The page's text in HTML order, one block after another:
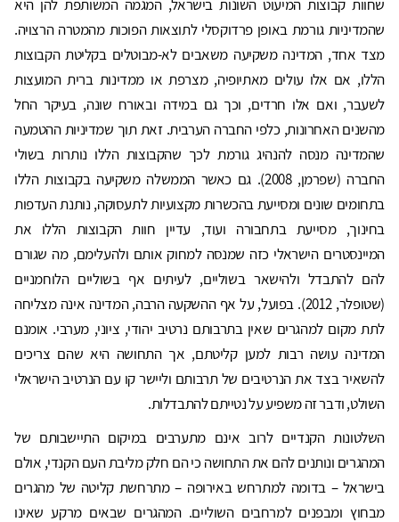
שחוות קבוצות המיעוט השונות בישראל, המגמה המשותפת להן היא
שהמדיניות גורמת באופן פרדוקסלי לתוצאות הפוכות מהמטרה הרצויה.
מצד אחד, המדינה משקיעה משאבים לא-מבוטלים בקליטת הקבוצות
הללו, אם אלו עולים מאתיופיה, מצרפת או ממדינות ברית המועצות
לשעבר, ואם אלו חרדים, וכך גם במידה ובאורח שונה, בעיקר החל
מהשנים האחרונות, כלפי החברה הערבית. זאת תוך שמדיניות ההטמעה
שהמדינה מנסה להנהיג גורמת לכך שהקבוצות הללו נותרות בשולי
החברה (שפרמן, 2008). גם כאשר הממשלה משקיעה בקבוצות הללו
בתחומים שונים ומסייעת בהכשרות מקצועיות לתעסוקה, נותנת העדפות
בחינוך, מסייעת בתחבורה ועוד, עדיין חוות הקבוצות הללו את
המיינסטרים הישראלי כזה שמנסה למחוק אותם ולהעלימם, מה שגורם
להם להתבדל ולהישאר בשוליים, לעיתים אף בשוליים הלוחמניים
(שטופלר, 2012). בפועל, על אף ההשקעה הרבה, המדינה אינה מצליחה
לתת מקום למהגרים שאין בתרבותם נרטיב יהודי, ציוני, מערבי. אומנם
המדינה עושה רבות למען קליטתם, אך התחושה היא שהם צריכים
להשאיר בצד את הנרטיבים של תרבותם וליישר קו עם הנרטיב הישראלי
השולט, ודבר זה משפיע על נטייתם להתבדלות.
השלטונות הקנדיים לרוב אינם מתערבים במיקום התיישבותם של
המהגרים ונותנים להם את התחושה כי הם חלק מליבת העם הקנדי, אולם
בישראל – בדומה למתרחש באירופה – מתרחשת קליטה של מהגרים
מבחוץ ומבפנים למרחבים השוליים. המהגרים שבאים מרקע שאינו